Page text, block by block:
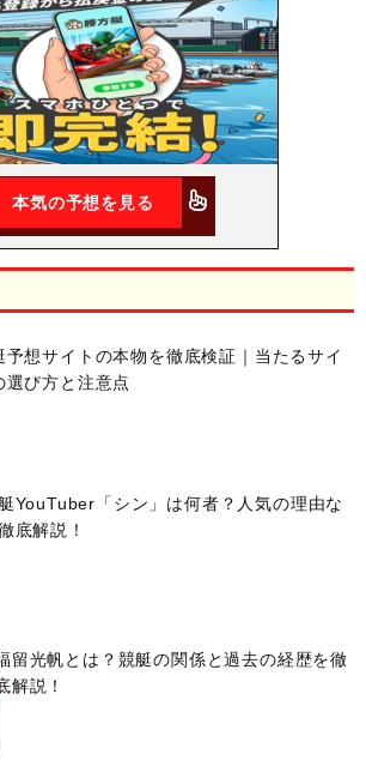
本気の予想を見る
予想サイトの本物を徹底検証｜当たるサイ
選び方と注意点
YouTuber「シン」は何者？人気の理由な
底解説！
留光帆とは？競艇の関係と過去の経歴を徹
解説！